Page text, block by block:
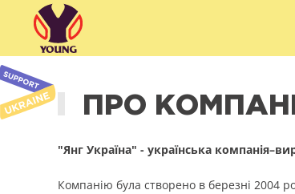
ПРО
"Янг Україна" - українська
Компанію була створено в березні 2004